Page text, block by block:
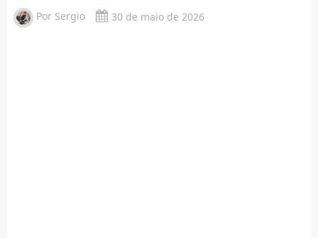
Por Sergio 30 de maio de 2026